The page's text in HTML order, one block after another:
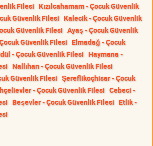
Filesi Kızılcahamam - Çocuk Güvenlik
Güvenlik Filesi Kalecik - Çocuk Güvenlik
Güvenlik Filesi Ayaş - Çocuk Güvenlik
Güvenlik Filesi Elmadağ - Çocuk
- Çocuk Güvenlik Filesi Haymana -
Nallıhan - Çocuk Güvenlik Filesi
Güvenlik Filesi Şereflikoçhisar - Çocuk
- Çocuk Güvenlik Filesi Cebeci -
Beşevler - Çocuk Güvenlik Filesi Etlik -